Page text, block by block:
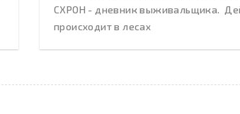
СХРОН - дневник выживальщика.
происходит в лесах